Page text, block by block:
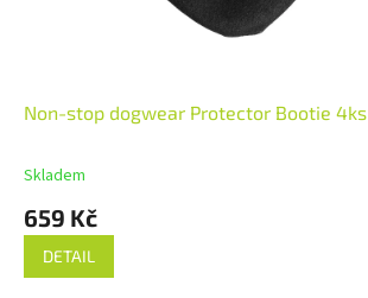
Non-stop dogwear Protector Bootie 4ks
Skladem
659 Kč
DETAIL